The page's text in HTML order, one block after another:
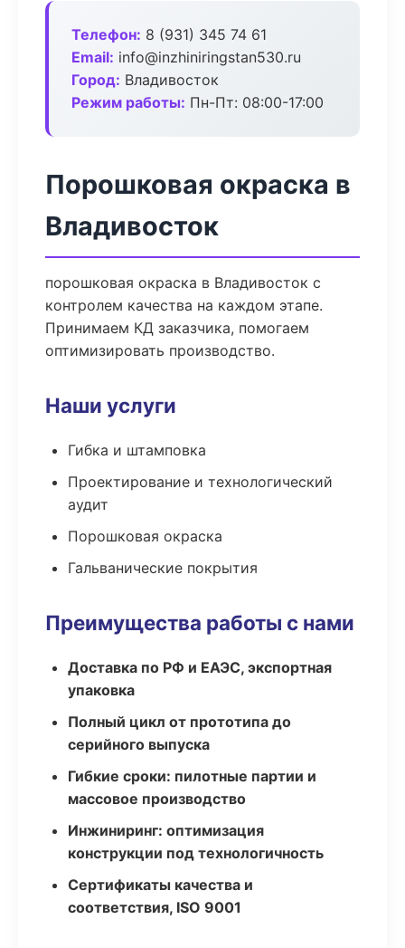
Телефон: 8 (931) 345 74 61
Email: info@inzhiniringstan530.ru
Город: Владивосток
Режим работы: Пн-Пт: 08:00-17:00
Порошковая окраска в
Владивосток
порошковая окраска в Владивосток с
контролем качества на каждом этапе.
Принимаем КД заказчика, помогаем
оптимизировать производство.
Наши услуги
Гибка и штамповка
Проектирование и технологический
аудит
Порошковая окраска
Гальванические покрытия
Преимущества работы с нами
Доставка по РФ и ЕАЭС, экспортная
упаковка
Полный цикл от прототипа до
серийного выпуска
Гибкие сроки: пилотные партии и
массовое производство
Инжиниринг: оптимизация
конструкции под технологичность
Сертификаты качества и
соответствия, ISO 9001